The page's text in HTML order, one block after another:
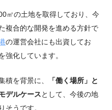
㎡の土地を取得しており、今
複合的な開発を進める方針で
の運営会社にも出資してお
強化しています。
積を背景に、
「働く場所」と
デルケースとして、今後の地
そうです。